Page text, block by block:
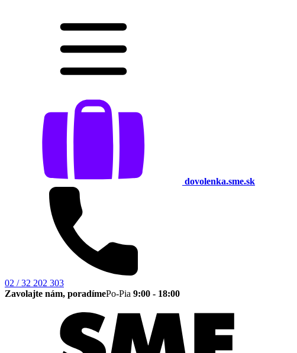
dovolenka.sme.sk
02 / 32 202 303
Zavolajte nám, poradímePo-Pia 9:00 - 18:00